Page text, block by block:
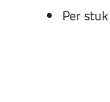
Per stuk